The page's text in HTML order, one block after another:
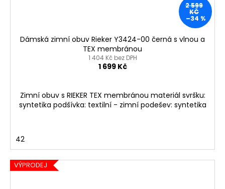
2 599
KČ
–34 %
Dámská zimní obuv Rieker Y3424-00 černá s vlnou a
TEX membránou
1 404 Kč bez DPH
1 699 Kč
Zimní obuv s RIEKER TEX membránou materiál svršku:
syntetika podšívka: textilní - zimní podešev: syntetika
42
VÝPRODEJ